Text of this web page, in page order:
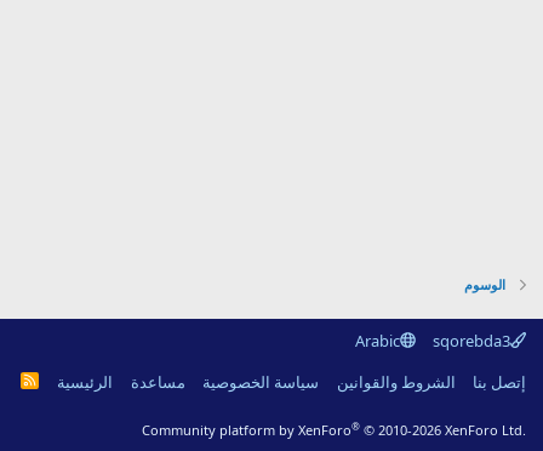
الوسوم
sqorebda3
Arabic
إتصل بنا
الشروط والقوانين سياسة الخصوصية مساعدة الرئيسية
R
Community platform by XenForo® © 2010-2026 XenForo Ltd.